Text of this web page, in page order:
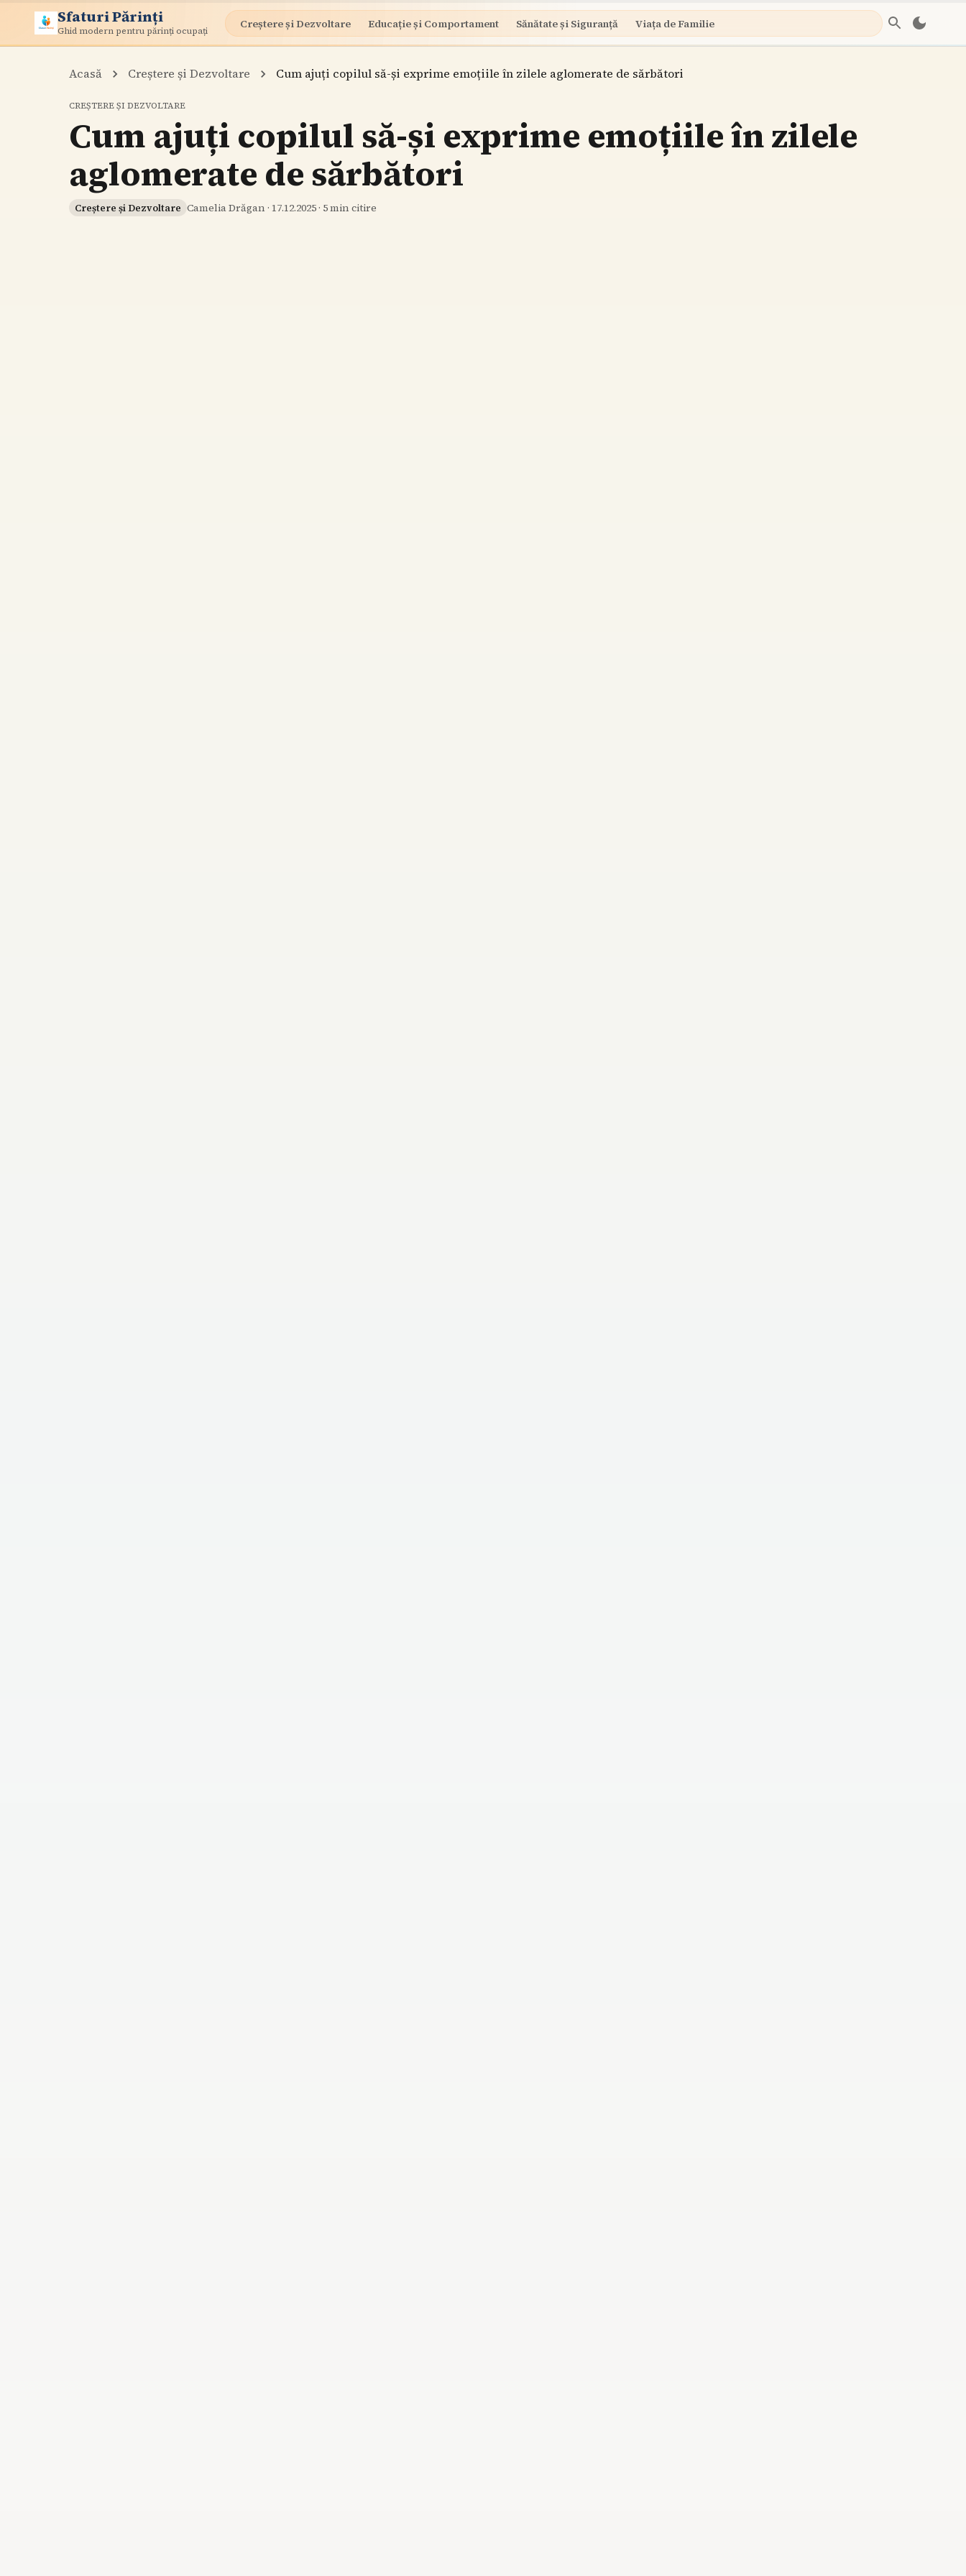
Sfaturi Părinți
Ghid modern pentru părinți ocupați Creștere și Dezvoltare Educație și Comportament Sănătate și Siguranță Viața de Familie
Acasă Creștere și Dezvoltare Cum ajuți copilul să-și exprime emoțiile în zilele aglomerate de sărbători
CREȘTERE ȘI DEZVOLTARE
Cum ajuți copilul să-și exprime emoțiile în zilele
aglomerate de sărbători
Creștere și Dezvoltare Camelia Drăgan · 17.12.2025 · 5min citire